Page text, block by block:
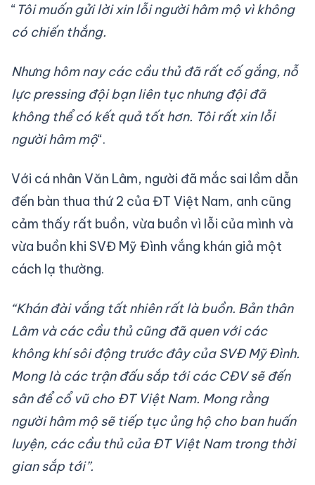
“ Tôi muốn gửi lời xin lỗi người hâm mộ vì không
có chiến thắng.
Nhưng hôm nay các cầu thủ đã rất cố gắng, nỗ
lực pressing đội bạn liên tục nhưng đội đã
không thể có kết quả tốt hơn. Tôi rất xin lỗi
người hâm mộ“.
Với cá nhân Văn Lâm, người đã mắc sai lầm dẫn
đến bàn thua thứ 2 của ĐT Việt Nam, anh cũng
cảm thấy rất buồn, vừa buồn vì lỗi của mình và
vừa buồn khi SVĐ Mỹ Đình vắng khán giả một
cách lạ thường.
“Khán đài vắng tất nhiên rất là buồn. Bản thân
Lâm và các cầu thủ cũng đã quen với các
không khí sôi động trước đây của SVĐ Mỹ Đình.
Mong là các trận đấu sắp tới các CĐV sẽ đến
sân để cổ vũ cho ĐT Việt Nam. Mong rằng
người hâm mộ sẽ tiếp tục ủng hộ cho ban huấn
luyện, các cầu thủ của ĐT Việt Nam trong thời
gian sắp tới”.